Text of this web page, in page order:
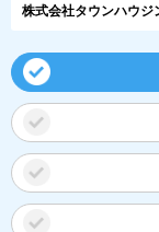
株式会社タウンハウジ